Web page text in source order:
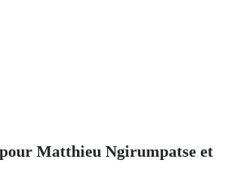
Matthieu Ngirumpatse et